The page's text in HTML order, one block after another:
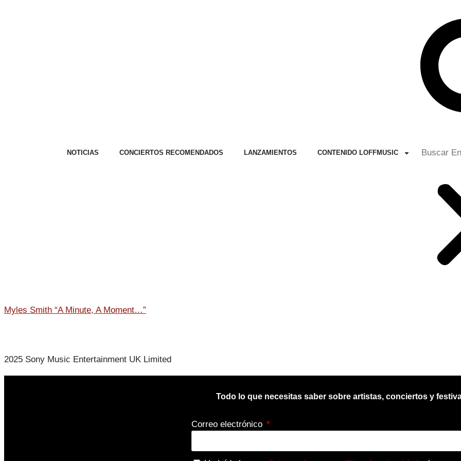
NOTICIAS CONCIERTOS RECOMENDADOS LANZAMIENTOS CONTENIDO LOFFMUSIC
Myles Smith “A Minute, A Moment…”
2025 Sony Music Entertainment UK Limited
Todo lo que necesitas saber sobre artistas, conciertos y
Correo electrónico